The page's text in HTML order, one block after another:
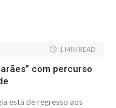
1 MIN READ
com percurso
está de regresso aos